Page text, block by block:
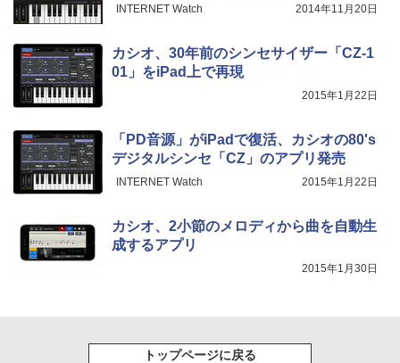
INTERNET Watch 2014年11月20日
カシオ、30年前のシンセサイザー「CZ-1
01」をiPad上で再現
2015年1月22日
「PD音源」がiPadで復活、カシオの80's
デジタルシンセ「CZ」のアプリ発売
INTERNET Watch 2015年1月22日
カシオ、2小節のメロディから曲を自動生
成するアプリ
2015年1月30日
トップページに戻る